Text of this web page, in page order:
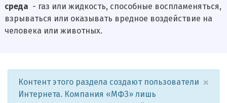
среда - газ или жидкость, способные воспламеняться,
взрываться или оказывать вредное воздействие на
человека или животных.
×
Контент этого раздела создают пользователи
Интернета. Компания «МФЗ» лишь